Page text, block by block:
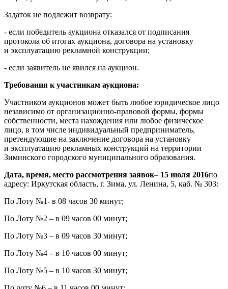
Задаток не подлежит возврату:
- если победитель аукциона отказался от подписания
протокола об итогах аукциона, договора на установку
и эксплуатацию рекламной конструкции;
- если заявитель не явился на аукцион.
Требования к участникам аукциона:
Участником аукционов может быть любое юридическое лицо
независимо от организационно-правовой формы, формы
собственности, места нахождения или любое физическое
лицо, в том числе индивидуальный предприниматель,
претендующие на заключение договора на установку
и эксплуатацию рекламных конструкций на территории
Зиминского городского муниципального образования.
Дата, время, место рассмотрения заявок– 15 июля 2016по
адресу: Иркутская область, г. Зима, ул. Ленина, 5, каб. № 303:
По Лоту №1- в 08 часов 30 минут;
По Лоту №2 – в 09 часов 00 минут;
По Лоту №3 – в 09 часов 30 минут;
По Лоту №4 – в 10 часов 00 минут;
По Лоту №5 – в 10 часов 30 минут;